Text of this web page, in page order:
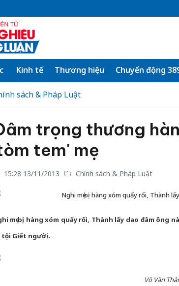
Kinh tế Thương hiệu Chuyển động
sách & Pháp Luật
trọng thương
tem' mẹ
15:28 13/11/2013 Chính sách & Pháp Luật
Nghi mẹ bị hàng xóm quấy rối, Thành
mẹ bị hàng xóm quấy rối, Thành lấy dao đâm ông
tội Giết người.
Võ Văn